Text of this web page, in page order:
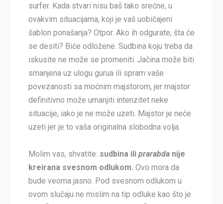
surfer. Kada stvari nisu baš tako srećne, u
ovakvim situacijama, koji je vaš uobičajeni
šablon ponašanja? Otpor. Ako ih odgurate, šta će
se desiti? Biće odložene. Sudbina koju treba da
iskusite ne može se promeniti. Jačina može biti
smanjena uz ulogu gurua ili spram vaše
povezanosti sa moćnim majstorom, jer majstor
definitivno može umanjiti intenzitet neke
situacije, iako je ne može uzeti. Majstor je neće
uzeti jer je to vaša originalna slobodna volja.
Molim vas, shvatite: sudbina ili prarabdanije
kreirana svesnom odlukom. Ovo mora da
bude veoma jasno. Pod svesnom odlukom u
ovom slučaju ne mislim na tip odluke kao što je